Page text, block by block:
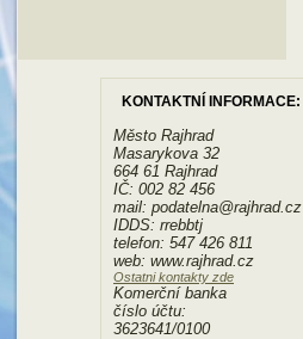
KONTAKTNÍ INFORMACE:
Město Rajhrad
Masarykova 32
664 61 Rajhrad
IČ: 002 82 456
mail: podatelna@rajhrad.cz
IDDS: rrebbtj
telefon: 547 426 811
web: www.rajhrad.cz
Ostatni kontakty zde
Komerční banka
číslo účtu:
3623641/0100